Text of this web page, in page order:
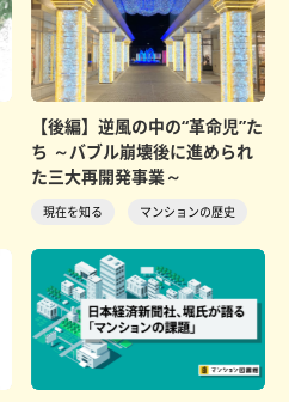
【後編】逆風の中の“革命児”た
ち ～バブル崩壊後に進められ
た三大再開発事業～
現在を知る マンションの歴史